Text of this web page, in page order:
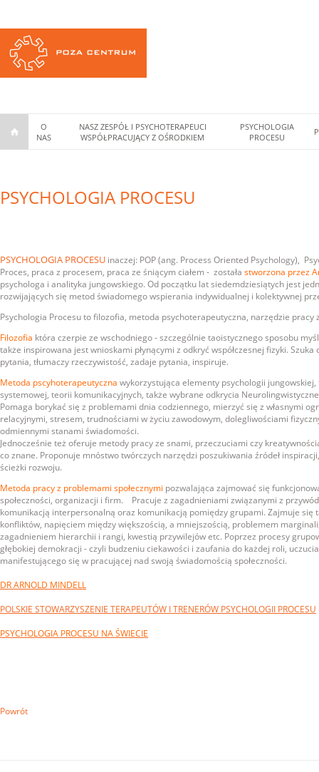
O
NAS
NASZ ZESPÓŁ I PSYCHOTERAPEUCI
WSPÓŁPRACUJĄCY Z OŚRODKIEM
PSYCHOLOGIA
PROCESU
PSYCHOLOGIA PROCESU
PSYCHOLOGIA PROCESU inaczej: POP (ang. Process Oriented Psychology),
Proces, praca z procesem, praca ze śniącym ciałem - została stworzona przez
psychologa i analityka jungowskiego. Od początku lat siedemdziesiątych jest
rozwijających się metod świadomego wspierania indywidualnej i kolektywnej
Psychologia Procesu to filozofia, metoda psychoterapeutyczna, narzędzie pracy
Filozofia która czerpie ze wschodniego - szczególnie taoistycznego sposobu
także inspirowana jest wnioskami płynącymi z odkryć współczesnej fizyki.
pytania, tłumaczy rzeczywistość, zadaje pytania, inspiruje.
Metoda pscyhoterapeutyczna wykorzystująca elementy psychologii
systemowej, teorii komunikacyjnych, także wybrane odkrycia
Pomaga borykać się z problemami dnia codziennego, mierzyć się z własnymi
relacyjnymi, stresem, trudnościami w życiu zawodowym, dolegliwościami
odmiennymi stanami świadomości.
Jednocześnie też oferuje metody pracy ze snami, przeczuciami czy
co znane. Proponuje mnóstwo twórczych narzędzi poszukiwania źródeł
ścieżki rozwoju.
Metoda pracy z problemami społecznymi pozwalająca zajmować się
społeczności, organizacji i firm. Pracuje z zagadnieniami związanymi z
komunikacją interpersonalną oraz komunikacją pomiędzy grupami. Zajmuje się
konfliktów, napięciem między większością, a mniejszością, problemem
zagadnieniem hierarchii i rangi, kwestią przywilejów etc. Poprzez procesy
głębokiej demokracji - czyli budzeniu ciekawości i zaufania do każdej roli,
manifestującego się w pracującej nad swoją świadomością społeczności.
DR ARNOLD MINDELL
POLSKIE STOWARZYSZENIE TERAPEUTÓW I TRENERÓW PSYCHOLOGII PROCESU
PSYCHOLOGIA PROCESU NA ŚWIECIE
Powrót